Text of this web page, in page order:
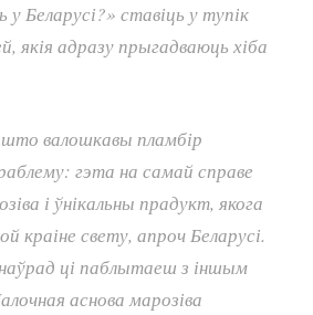
Беларусі?» ставіць у тупік
якія адразу прыгадваюць хіба
валошкавы пламбір
гэта на самай справе
і ўнікальны прадукт, якога
краіне свету, апроч Беларусі.
ці паблытаеш з іншым
аснова марозіва